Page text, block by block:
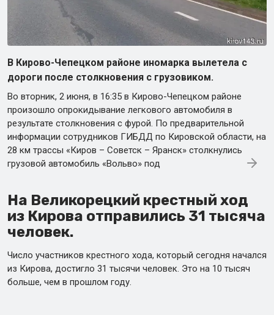
В Кирово-Чепецком районе иномарка вылетела с
дороги после столкновения с грузовиком.
Во вторник, 2 июня, в 16:35 в Кирово-Чепецком районе
произошло опрокидывание легкового автомобиля в
результате столкновения с фурой. По предварительной
информации сотрудников ГИБДД по Кировской области, на
28 км трассы «Киров – Советск – Яранск» столкнулись
грузовой автомобиль «Вольво» под
На Великорецкий крестный ход
из Кирова отправились 31 тысяча
человек.
Число участников крестного хода, который сегодня начался
из Кирова, достигло 31 тысячи человек. Это на 10 тысяч
больше, чем в прошлом году.